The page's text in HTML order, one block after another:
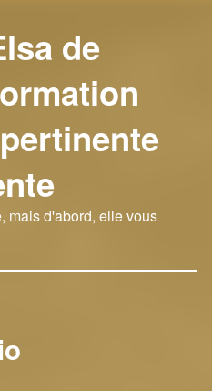
de
mais d'abord, elle vous